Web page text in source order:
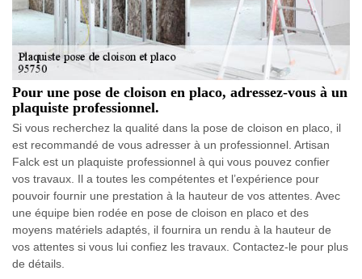
Pour une pose de cloison en placo, adressez-vous à un
plaquiste professionnel.
Si vous recherchez la qualité dans la pose de cloison en placo, il
est recommandé de vous adresser à un professionnel. Artisan
Falck est un plaquiste professionnel à qui vous pouvez confier
vos travaux. Il a toutes les compétentes et l’expérience pour
pouvoir fournir une prestation à la hauteur de vos attentes. Avec
une équipe bien rodée en pose de cloison en placo et des
moyens matériels adaptés, il fournira un rendu à la hauteur de
vos attentes si vous lui confiez les travaux. Contactez-le pour plus
de détails.